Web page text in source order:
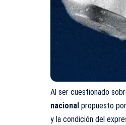
Al ser cuestionado
nacional propuesto
y la condición del